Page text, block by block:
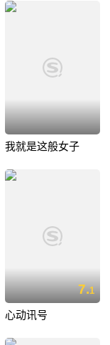
我就是这般女子
7.1
心动讯号